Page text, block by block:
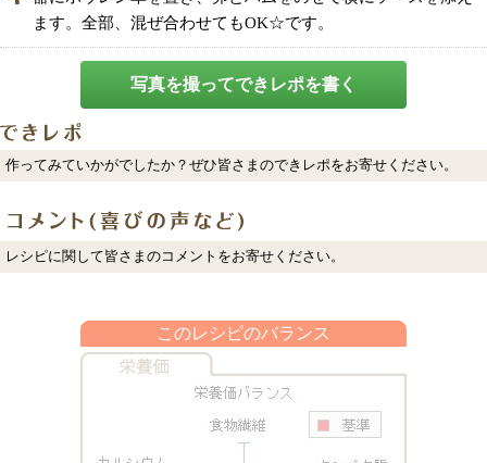
ます。全部、混ぜ合わせてもOK☆です。
写真を撮ってできレポを書く
作ってみていかがでしたか？ぜひ皆さまのできレポをお寄せください。
レシピに関して皆さまのコメントをお寄せください。
このレシピのバランス